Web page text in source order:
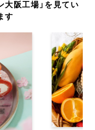
阪工場」を見てい
す